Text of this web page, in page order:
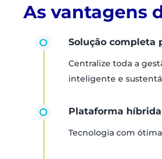
As vantagens
Solução completa
Centralize toda a
inteligente e
Plataforma
Tecnologia com